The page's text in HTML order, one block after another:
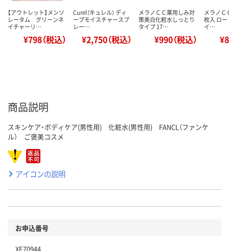
【アウトレット】メンソ
レータム グリーンネ
イチャーリ…
¥798（税込）
Curel（キュレル） ディ
ープモイスチャースプ
レー…
¥2,750（税込）
メラノＣＣ薬用しみ対
策美白化粧水しっとり
タイプ 17…
¥990（税込）
メラノＣ
枚入 ロ
イ…
商品説明
スキンケア・ボディケア(男性用) 化粧水(男性用) FANCL（ファンケ
ル） ご褒美コスメ
アイコンの説明
お申込番号
XE70944